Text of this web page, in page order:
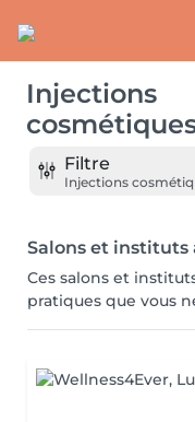
Injections
Filtre
Injections
Salons et instituts
Ces salons et
pratiques que vous